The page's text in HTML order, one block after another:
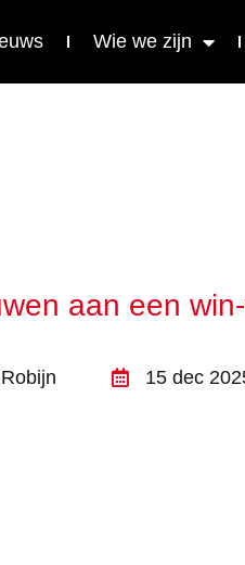
Wie we zijn
aan een
15 dec